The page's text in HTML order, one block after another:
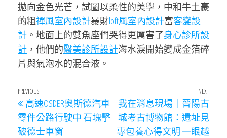
拋向金色光芒，試圖以柔性的美學，中和牛土豪
的粗禪風室內設計暴財loft風室內設計富客變設
計 。地面上的雙魚座們哭得更厲害了身心診所設
計 ，他們的醫美診所設計海水淚開始變成金箔碎
片與氣泡水的混合液。
文
章
導
Previous
Post
PREVIOUS
高速OSDER奧斯德汽車
零件公路行駛中 石塊擊
破德士車窗
Next
NEXT
我在消息現場｜晉陽古
城考古博物館：遺址見
專包養心得文明 一眼越